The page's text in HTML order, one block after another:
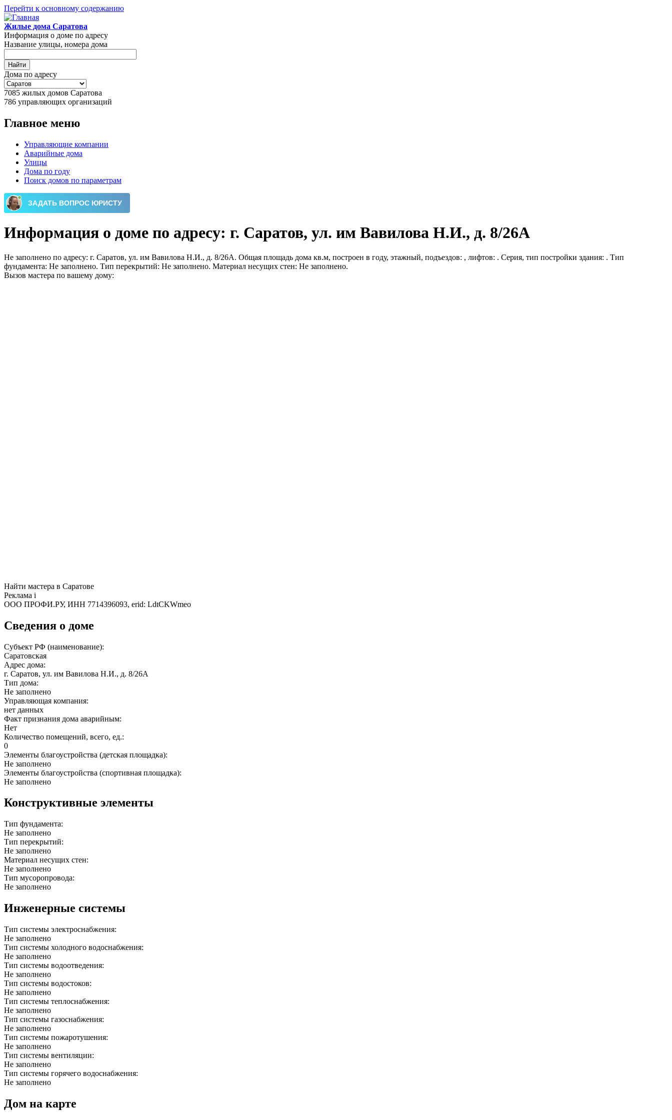
Перейти к основному содержанию
Жилые дома Саратова
Информация о доме по адресу
Название улицы, номера дома
Дома по адресу
7085 жилых домов Саратова
786 управляющих организаций
Главное меню
Управляющие компании
Аварийные дома
Улицы
Дома по году
Поиск домов по параметрам
Информация о доме по адресу: г. Саратов, ул. им Вавилова Н.И., д. 8/26А
Не заполнено по адресу: г. Саратов, ул. им Вавилова Н.И., д. 8/26А. Общая площадь дома кв.м, построен в году, этажный, подъездов: , лифтов: . Серия, тип постройки здания: . Тип
фундамента: Не заполнено. Тип перекрытий: Не заполнено. Материал несущих стен: Не заполнено.
Вызов мастера по вашему дому:
Найти мастера в Саратове
Реклама i
ООО ПРОФИ.РУ, ИНН 7714396093, erid: LdtCKWmeo
Сведения о доме
Субъект РФ (наименование):
Саратовская
Адрес дома:
г. Саратов, ул. им Вавилова Н.И., д. 8/26А
Тип дома:
Не заполнено
Управляющая компания:
нет данных
Факт признания дома аварийным:
Нет
Количество помещений, всего, ед.:
0
Элементы благоустройства (детская площадка):
Не заполнено
Элементы благоустройства (спортивная площадка):
Не заполнено
Конструктивные элементы
Тип фундамента:
Не заполнено
Тип перекрытий:
Не заполнено
Материал несущих стен:
Не заполнено
Тип мусоропровода:
Не заполнено
Инженерные системы
Тип системы электроснабжения:
Не заполнено
Тип системы холодного водоснабжения:
Не заполнено
Тип системы водоотведения:
Не заполнено
Тип системы водостоков:
Не заполнено
Тип системы теплоснабжения:
Не заполнено
Тип системы газоснабжения:
Не заполнено
Тип системы пожаротушения:
Не заполнено
Тип системы вентиляции:
Не заполнено
Тип системы горячего водоснабжения:
Не заполнено
Дом на карте